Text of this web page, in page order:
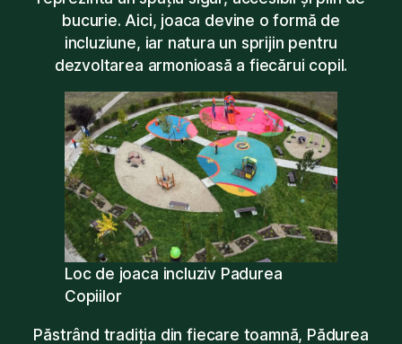
bucurie. Aici, joaca devine o formă de
incluziune, iar natura un sprijin pentru
dezvoltarea armonioasă a fiecărui copil.
Loc de joaca incluziv Padurea
Copiilor
Păstrând tradiția din fiecare toamnă, Pădurea